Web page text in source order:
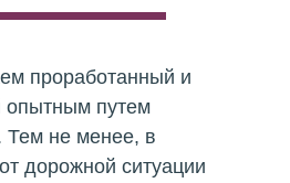
проработанный и
опытным путем
Тем не менее, в
дорожной ситуации